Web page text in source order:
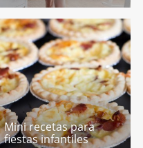
Mini recetas para
fiestas infantiles